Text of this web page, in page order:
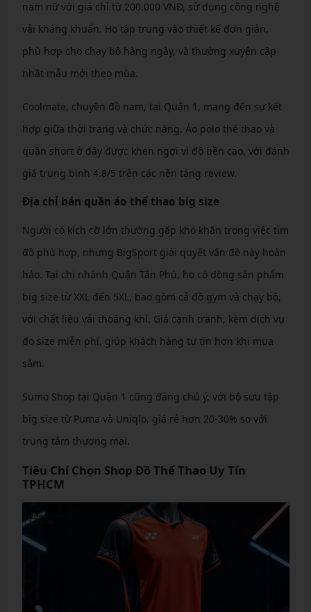
nam nữ với giá chỉ từ 200.000 VNĐ, sử dụng công nghệ
vải kháng khuẩn. Họ tập trung vào thiết kế đơn giản,
phù hợp cho chạy bộ hàng ngày, và thường xuyên cập
nhật mẫu mới theo mùa.
Coolmate, chuyên đồ nam, tại Quận 1, mang đến sự kết
hợp giữa thời trang và chức năng. Áo polo thể thao và
quần short ở đây được khen ngợi vì độ bền cao, với đánh
giá trung bình 4.8/5 trên các nền tảng review.
Địa chỉ bán quần áo thể thao big size
Người có kích cỡ lớn thường gặp khó khăn trong việc tìm
đồ phù hợp, nhưng BigSport giải quyết vấn đề này hoàn
hảo. Tại chi nhánh Quận Tân Phú, họ có dòng sản phẩm
big size từ XXL đến 5XL, bao gồm cả đồ gym và chạy bộ,
với chất liệu vải thoáng khí. Giá cạnh tranh, kèm dịch vụ
đo size miễn phí, giúp khách hàng tự tin hơn khi mua
sắm.
Sumo Shop tại Quận 1 cũng đáng chú ý, với bộ sưu tập
big size từ Puma và Uniqlo, giá rẻ hơn 20-30% so với
trung tâm thương mại.
Tiêu Chí Chọn Shop Đồ Thể Thao Uy Tín
TPHCM